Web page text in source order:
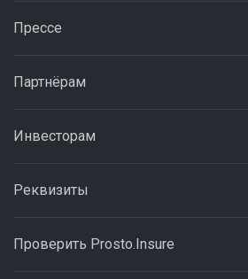
Прессе
Партнёрам
Инвесторам
Реквизиты
Проверить Prosto.Insure